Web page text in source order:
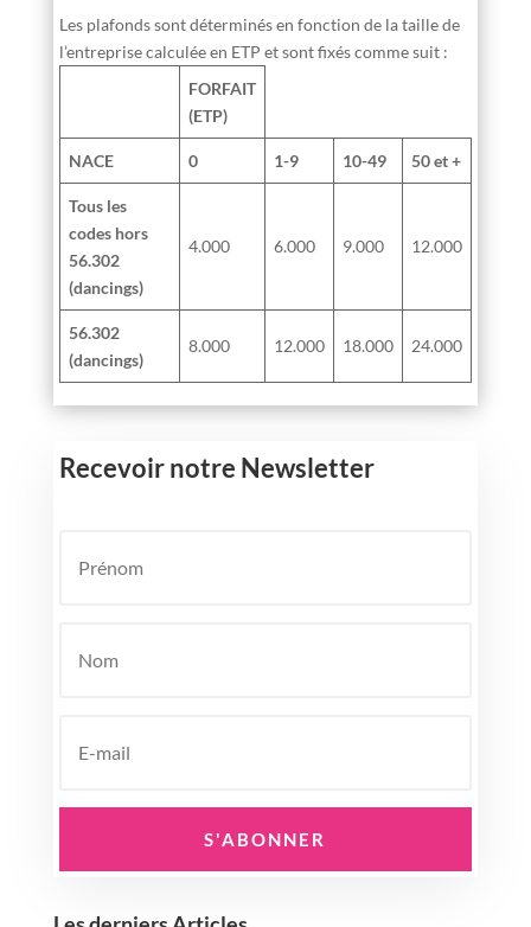
Les plafonds sont déterminés en fonction de la taille de
l’entreprise calculée en ETP et sont fixés comme suit :
FORFAIT
(ETP)
NACE 0 1-9 10-49 50 et +
Tous les
codes hors
56.302
(dancings)
4.000 6.000 9.000 12.000
56.302
(dancings)
8.000 12.000 18.000 24.000
Recevoir notre Newsletter
S'ABONNER